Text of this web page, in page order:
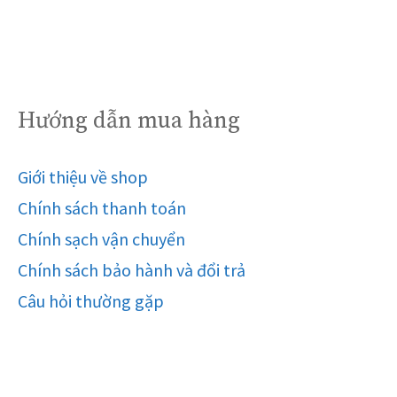
Hướng dẫn mua hàng
Giới thiệu về shop
Chính sách thanh toán
Chính sạch vận chuyển
Chính sách bảo hành và đổi trả
Câu hỏi thường gặp